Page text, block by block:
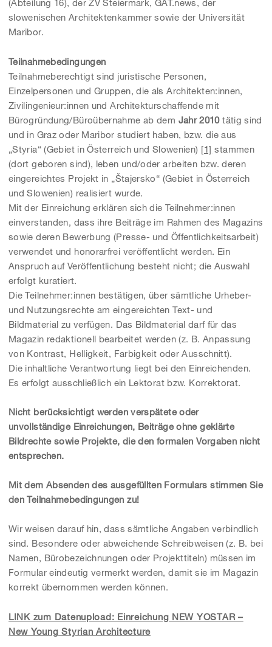
(Abteilung 16), der ZV Steiermark, GAT.news, der
slowenischen Architektenkammer sowie der Universität
Maribor.
Teilnahmebedingungen
Teilnahmeberechtigt sind juristische Personen,
Einzelpersonen und Gruppen, die als Architekten:innen,
Zivilingenieur:innen und Architekturschaffende mit
Bürogründung/Büroübernahme ab dem Jahr 2010tätig sind
und in Graz oder Maribor studiert haben, bzw. die aus
„Styria“ (Gebiet in Österreich und Slowenien) [1] stammen
(dort geboren sind), leben und/oder arbeiten bzw. deren
eingereichtes Projekt in „Štajersko“ (Gebiet in Österreich
und Slowenien) realisiert wurde.
Mit der Einreichung erklären sich die Teilnehmer:innen
einverstanden, dass ihre Beiträge im Rahmen des Magazins
sowie deren Bewerbung (Presse- und Öffentlichkeitsarbeit)
verwendet und honorarfrei veröffentlicht werden. Ein
Anspruch auf Veröffentlichung besteht nicht; die Auswahl
erfolgt kuratiert.
Die Teilnehmer:innen bestätigen, über sämtliche Urheber-
und Nutzungsrechte am eingereichten Text- und
Bildmaterial zu verfügen. Das Bildmaterial darf für das
Magazin redaktionell bearbeitet werden (z. B. Anpassung
von Kontrast, Helligkeit, Farbigkeit oder Ausschnitt).
Die inhaltliche Verantwortung liegt bei den Einreichenden.
Es erfolgt ausschließlich ein Lektorat bzw. Korrektorat.
Nicht berücksichtigt werden verspätete oder
unvollständige Einreichungen, Beiträge ohne geklärte
Bildrechte sowie Projekte, die den formalen Vorgaben nicht
entsprechen.
Mit dem Absenden des ausgefüllten Formulars stimmen Sie
den Teilnahmebedingungen zu!
Wir weisen darauf hin, dass sämtliche Angaben verbindlich
sind. Besondere oder abweichende Schreibweisen (z. B. bei
Namen, Bürobezeichnungen oder Projekttiteln) müssen im
Formular eindeutig vermerkt werden, damit sie im Magazin
korrekt übernommen werden können.
LINK zum Datenupload: Einreichung NEW YOSTAR –
New Young Styrian Architecture